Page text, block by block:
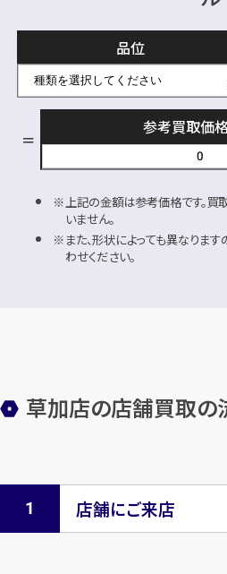
品位
参考買取価
上記の金額は参考価格です。買
いません。
また、形状によっても異なりま
わせください。
草加店の店舗買取の
店舗にご来店